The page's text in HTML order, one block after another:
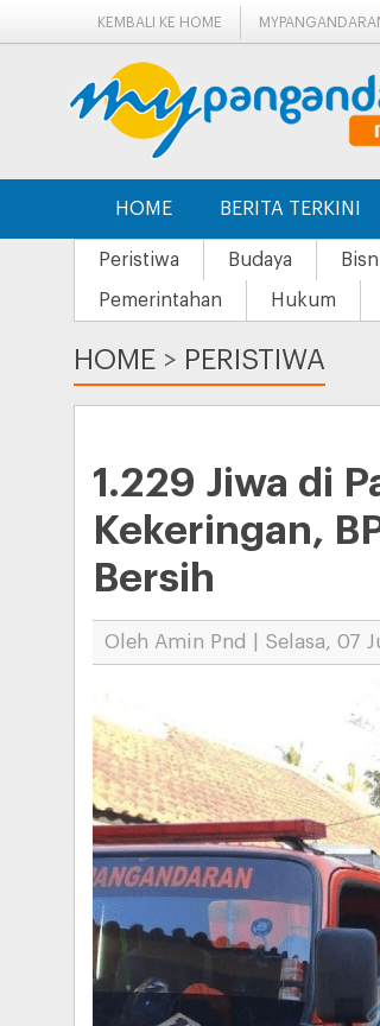
KEMBALI KE HOME
HOME BERITA TERKINI
Peristiwa Budaya
Pemerintahan Hukum
HOME > PERISTIWA
1.229 Jiwa di
Kekeringan,
Bersih
Oleh Amin Pnd | Selasa, 07